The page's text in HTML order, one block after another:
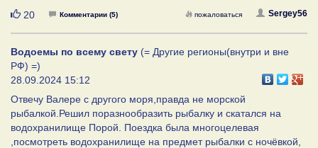
Нравится
20 Комментарии (5) Sergey56
пожаловаться
Водоемы по всему свету (= Другие регионы(внутри и вне
РФ) =)
28.09.2024 15:12
Отвечу Валере с другого моря,правда не морской
рыбалкой.Решил поразнообразить рыбалку и скатался на
водохранилище Порой. Поездка была многоцелевая
,посмотреть водохранилище на предмет рыбалки с ночёвкой,